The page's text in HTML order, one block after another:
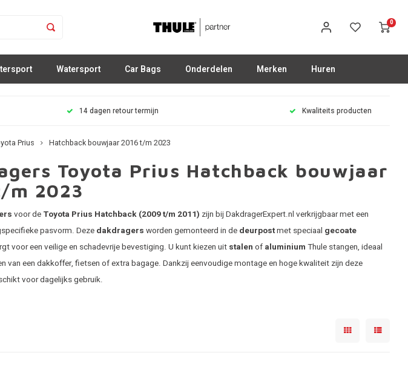
0
Watersport Car Bags Onderdelen Merken Huren
14 dagen retour termijn Kwaliteits producten
Prius Hatchback bouwjaar 2016 t/m 2023
Toyota Prius Hatchback bouwjaar
m 2023
voor de Toyota Prius Hatchback (2009 t/m 2011) zijn bij DakdragerExpert.nl verkrijgbaar met een
pasvorm. Deze dakdragers worden gemonteerd in de deurpostmet speciaal gecoate
voor een veilige en schadevrije bevestiging. U kunt kiezen uit stalen of aluminium Thule stangen, ideaal
van een dakkoffer, fietsen of extra bagage. Dankzij eenvoudige montage en hoge kwaliteit zijn deze
voor dagelijks gebruik.